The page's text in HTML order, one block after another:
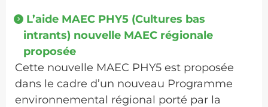
L’aide MAEC PHY5 (Cultures bas
intrants) nouvelle MAEC régionale
proposée
Cette nouvelle MAEC PHY5 est proposée
dans le cadre d’un nouveau Programme
environnemental régional porté par la